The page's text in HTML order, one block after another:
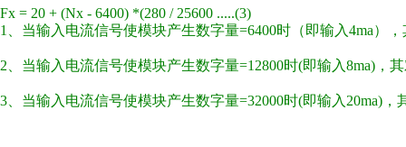
Fx = 20 + (Nx - 6400) *(280 / 25600 .....(3)
1、当输入电流信号使模块产生数字量=6400时（即输入4ma）
2、当输入电流信号使模块产生数字量=12800时(即输入8ma)，
3、当输入电流信号使模块产生数字量=32000时(即输入20ma)，